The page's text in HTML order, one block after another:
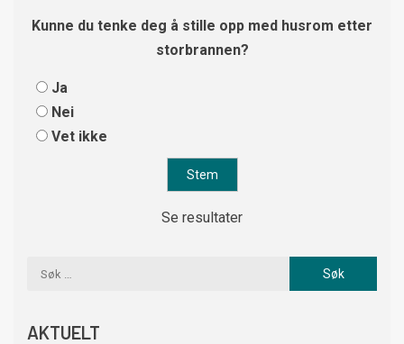
Kunne du tenke deg å stille opp med husrom etter
storbrannen?
Ja
Nei
Vet ikke
Se resultater
AKTUELT